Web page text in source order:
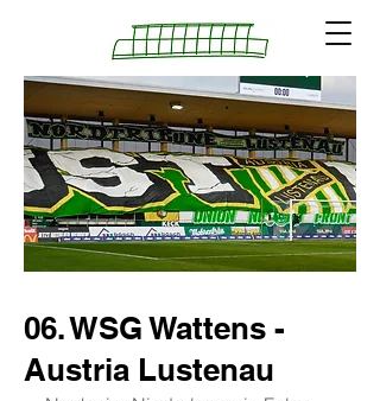
06. WSG Wattens -
Austria Lustenau